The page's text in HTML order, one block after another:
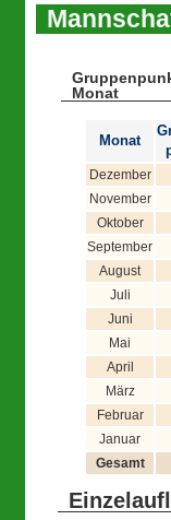
Monat
Monat
Dezember
November
Oktober
September
August
Juli
Juni
Mai
April
März
Februar
Januar
Gesamt